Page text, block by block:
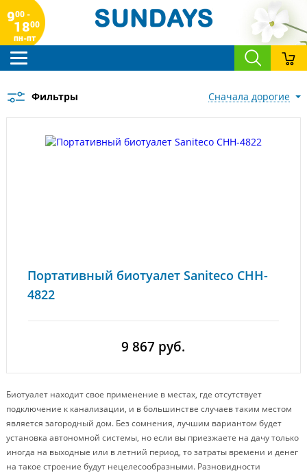
900 -
1800
пн-пт
Фильтры сначала дорогие
Портативный биотуалет Saniteco CHH-
4822
9 867 руб.
Биотуалет находит свое применение в местах, где отсутствует
подключение к канализации, и в большинстве случаев таким местом
является загородный дом. Без сомнения, лучшим вариантом будет
установка автономной системы, но если вы приезжаете на дачу только
иногда на выходные или в летний период, то затраты времени и денег
на такое строение будут нецелесообразными. Разновидности